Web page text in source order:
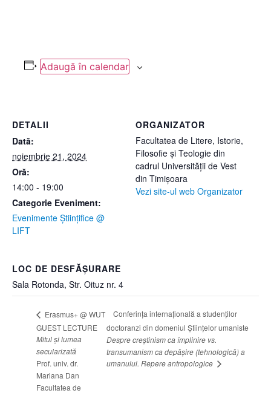
Adaugă în calendar
DETALII
Dată:
noiembrie 21, 2024
Oră:
14:00 - 19:00
Categorie Eveniment:
Evenimente Științifice @
LIFT
ORGANIZATOR
Facultatea de Litere, Istorie,
Filosofie și Teologie din
cadrul Universității de Vest
din Timișoara
Vezi site-ul web Organizator
LOC DE DESFĂȘURARE
Sala Rotonda, Str. Oituz nr. 4
Erasmus+ @ WUT
GUEST LECTURE
Mitul și lumea
secularizată
Prof. univ. dr.
Mariana Dan
Facultatea de
Conferința internațională a studenților
doctoranzi din domeniul Științelor umaniste
Despre creștinism ca împlinire vs.
transumanism ca depășire (tehnologică) a
umanului. Repere antropologice